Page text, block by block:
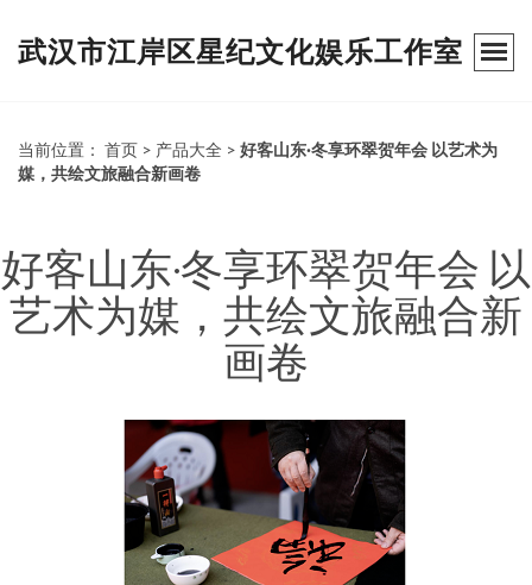
武汉市江岸区星纪文化娱乐工作室
当前位置： 首页 > 产品大全 > 好客山东·冬享环翠贺年会 以艺术为
媒，共绘文旅融合新画卷
好客山东·冬享环翠贺年会 以
艺术为媒，共绘文旅融合新
画卷